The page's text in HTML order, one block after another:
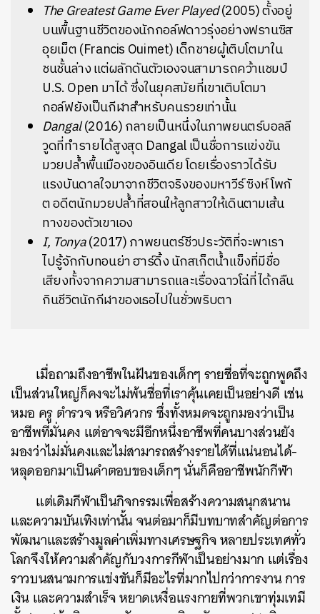
The Greatest Game Ever Played(2005)ตั้งอยู่
บนพื้นฐานชีวิตของนักกอล์ฟดาวรุ่งอย่างฟรานซิส
อุยเม็ต (Francis Ouimet)เด็กชายผู้เติบโตมาใน
ชนชั้นล่าง แต่ผลักดันตัวเองจนสามารถคว้าแชมป์
U.S. Open มาได้ ซึ่งในยุคสมัยที่เขาเติบโตมา
กอล์ฟยังเป็นกีฬาสำหรับคนรวยเท่านั้น
Dangal(2016)กลายเป็นหนึ่งในภาพยนตร์บอลลี
วูดที่ทำรายได้สูงสุด Dangal เป็นชื่อการแข่งขัน
มวยปล้ำพื้นเมืองของอินเดีย โดยเรื่องราวได้รับ
แรงบันดาลใจมาจากชีวิตจริงของมหาวีร์ ซิงห์ โพกั
ต อดีตนักมวยปล้ำที่สอนให้ลูกสาวให้เดินตามเส้น
ทางของตัวเขาเอง
I, Tonya(2017) ภาพยนตร์ชีวประวัติที่จะพาเรา
ไปรู้จักกับทอนย่า ฮาร์ดิ้ง นักสเก็ตน้ำแข็งที่มีชื่อ
เสียงทั้งจากความสามารถและเรื่องฉาวโฉ่ที่ได้กลืน
กินชีวิตนักกีฬาของเธอไปในชั่วพริบตา
เมื่อถามถึงอาชีพในฝันของเด็กๆ รายชื่อที่จะถูกพูดถึง
เป็นส่วนใหญ่ก็คงจะไม่พ้นชื่อที่เราคุ้นเคยเป็นอย่างดี เช่น
หมอ ครู ตำรวจ หรือวิศวกร ซึ่งทั้งหมดจะถูกมองว่าเป็น
อาชีพที่มั่นคง แต่อาจจะมีอีกหนึ่งอาชีพที่คนบางส่วนยัง
มองว่าไม่มั่นคงและไม่สามารถสร้างรายได้ที่แน่นอนได้-
หลุดออกมาเป็นคำตอบของเด็กๆ นั่นก็คืออาชีพนักกีฬา
แต่เดิมกีฬาเป็นกิจกรรมเพื่อสร้างความสนุกสนาน
และความบันเทิงเท่านั้น จนต่อมาก็มีบทบาทสำคัญต่อการ
พัฒนาและสร้างมูลค่าเพิ่มทางเศรษฐกิจ หลายประเทศทั่ว
โลกจึงให้ความสำคัญกับวงการกีฬาเป็นอย่างมาก แต่เรื่อง
ราวบนสนามการแข่งขันก็มีอะไรที่มากไปกว่าการงาน การ
เงิน และความสำเร็จ หยาดเหงื่อแรงกายที่พวกเขาทุ่มเทมี